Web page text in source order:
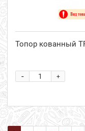
Топор кованный
+
-